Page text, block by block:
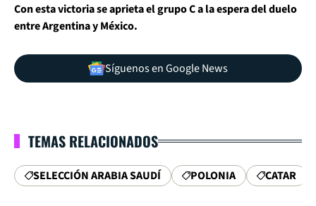
Con esta victoria se aprieta el grupo C a la espera del duelo
entre Argentina y México.
Síguenos en Google News
TEMAS RELACIONADOS
SELECCIÓN ARABIA SAUDÍ POLONIA CATAR